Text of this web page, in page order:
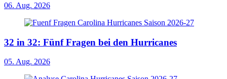
06. Aug. 2026
32 in 32: Fünf Fragen bei den Hurricanes
05. Aug. 2026